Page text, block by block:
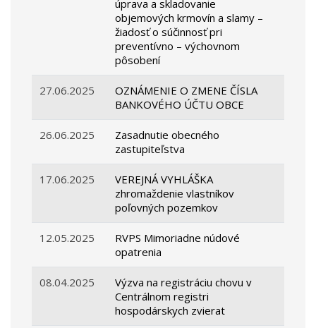
úprava a skladovanie
objemových krmovín a slamy –
žiadosť o súčinnosť pri
preventívno – výchovnom
pôsobení
27.06.2025
OZNÁMENIE O ZMENE ČÍSLA
BANKOVÉHO ÚČTU OBCE
26.06.2025
Zasadnutie obecného
zastupiteľstva
17.06.2025
VEREJNÁ VYHLÁŠKA
zhromaždenie vlastníkov
poľovných pozemkov
12.05.2025
RVPS Mimoriadne núdové
opatrenia
08.04.2025
Výzva na registráciu chovu v
Centrálnom registri
hospodárskych zvierat